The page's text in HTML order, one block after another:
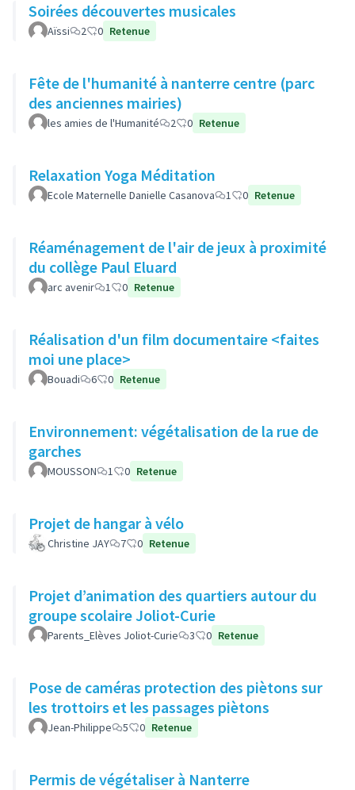
Soirées découvertes musicales
Aïssi 2 0 Retenue
Fête de l'humanité à nanterre centre (parc
des anciennes mairies)
les amies de l'Humanité 2 0 Retenue
Relaxation Yoga Méditation
Ecole Maternelle Danielle Casanova 1 0 Retenue
Réaménagement de l'air de jeux à proximité
du collège Paul Eluard
arc avenir 1 0 Retenue
Réalisation d'un film documentaire <faites
moi une place>
Bouadi 6 0 Retenue
Environnement: végétalisation de la rue de
garches
MOUSSON 1 0 Retenue
Projet de hangar à vélo
Christine JAY 7 0 Retenue
Projet d’animation des quartiers autour du
groupe scolaire Joliot-Curie
Parents_Elèves Joliot-Curie 3 0 Retenue
Pose de caméras protection des piètons sur
les trottoirs et les passages piètons
Jean-Philippe 5 0 Retenue
Permis de végétaliser à Nanterre